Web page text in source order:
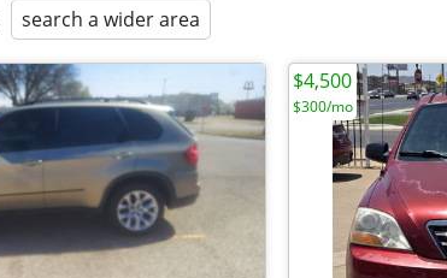
search a wider area
$4,500
$300/mo